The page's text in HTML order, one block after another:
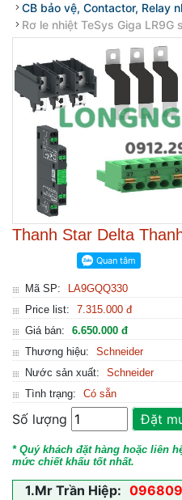
CB bảo vệ, Contactor, Relay
Rơ le nhiệt TeSys Giga LR9G
Thanh Star Delta
Mã SP:
LA9GQQ330
Price list:
7.315.000 đ
Giá bán:
6.650.000 đ
Thương hiệu:
Schneider
Nước sản xuất:
Schneider
Tình trạng:
Có sẵn
Số lượng Đặt
* Quý khách đặt hàng hoặc liên
mức chiết khấu tốt nhất.
1.Mr Trần Hiệp: